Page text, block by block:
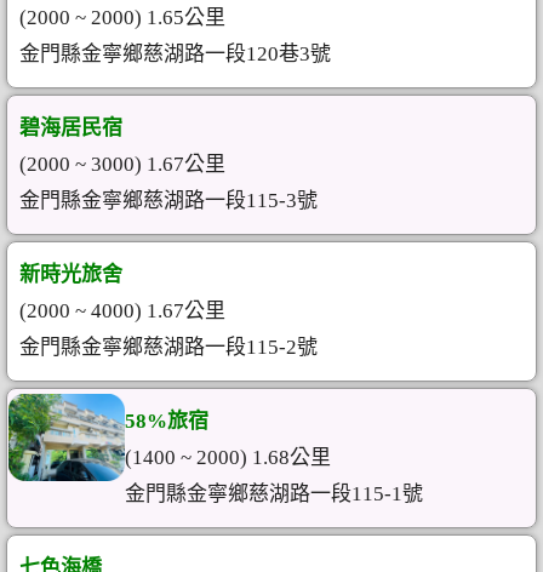
(2000 ~ 2000) 1.65公里
金門縣金寧鄉慈湖路一段120巷3號
碧海居民宿
(2000 ~ 3000) 1.67公里
金門縣金寧鄉慈湖路一段115-3號
新時光旅舍
(2000 ~ 4000) 1.67公里
金門縣金寧鄉慈湖路一段115-2號
58%旅宿
(1400 ~ 2000) 1.68公里
金門縣金寧鄉慈湖路一段115-1號